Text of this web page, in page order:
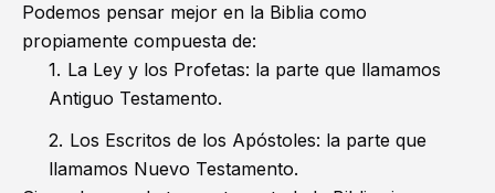
Podemos pensar mejor en la Biblia como
propiamente compuesta de:
La Ley y los Profetas: la parte que llamamos
Antiguo Testamento.
Los Escritos de los Apóstoles: la parte que
llamamos Nuevo Testamento.